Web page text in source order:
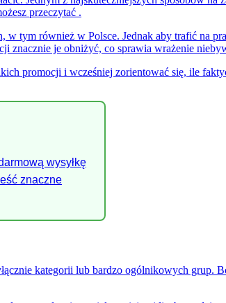
przeczytać .
również w Polsce. Jednak aby trafić na
znacznie je obniżyć, co sprawia wrażenie
promocji i wcześniej zorientować się, ile
wysyłkę
znaczne
kategorii lub bardzo ogólnikowych grup.